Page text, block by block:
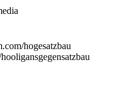
hogesatzbau